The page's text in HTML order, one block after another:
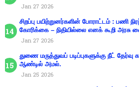
Jan 27 2026
சிறப்பு பயிற்றுனர்களின் போராட்டம் : பணி
கோரிக்கை – நிதியில்லை எனக் கூறி அரசு
Jan 27 2026
துணை மருத்துவப் படிப்புகளுக்கு நீட்
ஆண்டில் அமல்.
Jan 25 2026